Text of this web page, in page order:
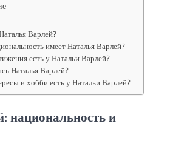
Варлей?
имеет Наталья Варлей?
есть у Натальи Варлей?
Наталья Варлей?
и хобби есть у Натальи Варлей?
национальность и